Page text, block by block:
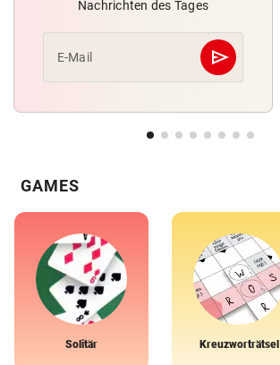
Nachrichten des Tages
E-Mail send
Abschicken
GAMES
Solitär Kreuzworträtsel